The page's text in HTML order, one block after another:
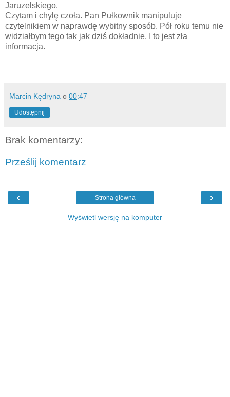
Jaruzelskiego.
Czytam i chylę czoła. Pan Pułkownik manipuluje
czytelnikiem w naprawdę wybitny sposób. Pół roku temu nie
widziałbym tego tak jak dziś dokładnie. I to jest zła
informacja.
Marcin Kędryna o 00:47
Udostępnij
Brak komentarzy:
Prześlij komentarz
‹ ›
Strona główna
Wyświetl wersję na komputer